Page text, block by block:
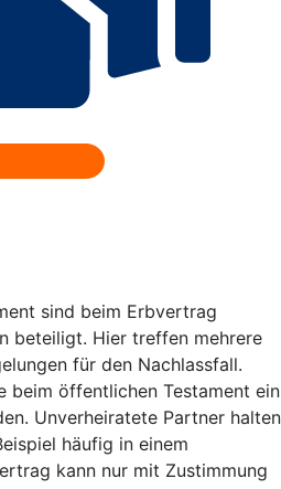
sind beim Erbvertrag
beteiligt. Hier treffen mehrere
für den Nachlassfall.
beim öffentlichen Testament ein
Unverheiratete Partner halten
häufig in einem
kann nur mit Zustimmung